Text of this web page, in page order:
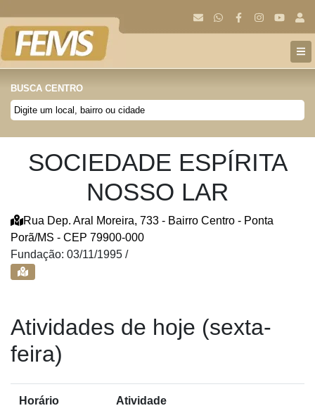
BUSCA CENTRO
SOCIEDADE ESPÍRITA
NOSSO LAR
Rua Dep. Aral Moreira, 733 - Bairro Centro - Ponta
Porã/MS - CEP 79900-000
Fundação: 03/11/1995 /
Atividades de hoje (sexta-
feira)
Horário Atividade